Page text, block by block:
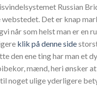
Russian
Det er knap
når som helst man er en
klik på denne side
den ene ting har man et
mænd, heri ønsker
noget ulige yderligere